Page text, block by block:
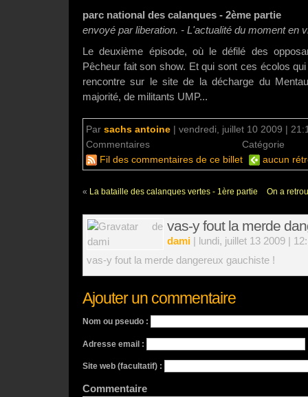
parc national des calanques - 2ème partie
envoyé par liberation. - L'actualité du moment en
Le deuxième épisode, où le défilé des
Pêcheur fait son show. Et qui sont ces écolos
rencontre sur le site de la décharge du
majorité, de militants UMP...
Par sachs antoine | vendredi, juillet 10 2009 |
Commentaires
Catégorie
Fil des commentaires de ce billet
aucun
« La bataille des calanques vertes - 1ère partie On a
vas-y fout la merde
dami | lundi, juillet 13 2009 |
vas-y fout la merde dangereux gauchiste !
Ajouter un commentaire
Nom ou pseudo :
Adresse email :
Site web (facultatif) :